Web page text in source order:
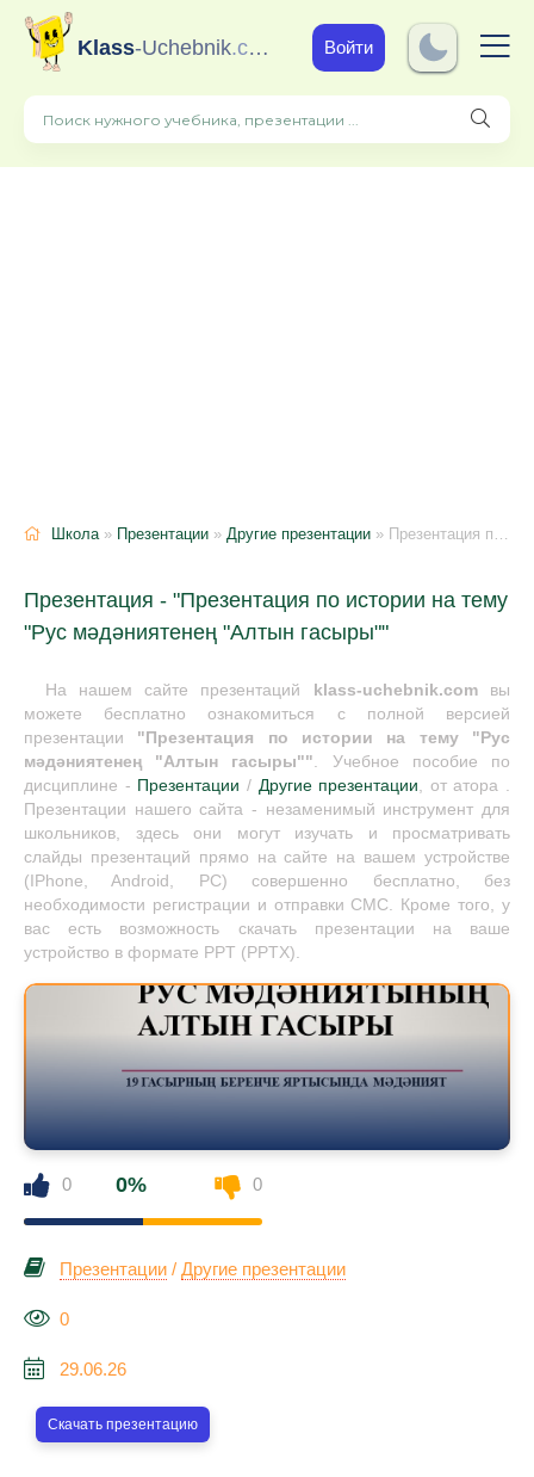
Klass-Uchebnik.com Войти
Школа» Презентации » Другие презентации » Презентация по истории на тему "Рус мәдәниятенең "Алтын гасыры"
Презентация - "Презентация по истории на тему
"Рус мәдәниятенең "Алтын гасыры""
На нашем сайте презентаций klass-uchebnik.comвы
можете бесплатно ознакомиться с полной версией
презентации "Презентация по истории на тему "Рус
мәдәниятенең "Алтын гасыры"". Учебное пособие по
дисциплине - Презентации / Другие презентации, от атора .
Презентации нашего сайта - незаменимый инструмент для
школьников, здесь они могут изучать и просматривать
слайды презентаций прямо на сайте на вашем устройстве
(IPhone, Android, PC) совершенно бесплатно, без
необходимости регистрации и отправки СМС. Кроме того, у
вас есть возможность скачать презентации на ваше
устройство в формате PPT (PPTX).
0 0% 0
Презентации / Другие презентации
0
29.06.26
Скачать презентацию